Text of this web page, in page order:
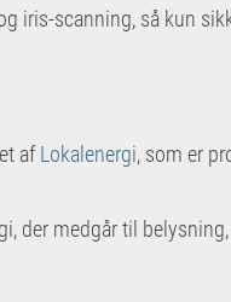
iris-scanning, så kun
afLokalenergi, som er
der medgår til